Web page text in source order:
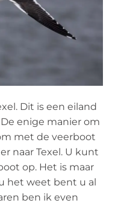
Dit is een eiland
enige manier om
met de veerboot
naar Texel. U kunt
op. Het is maar
het weet bent u al
ben ik even